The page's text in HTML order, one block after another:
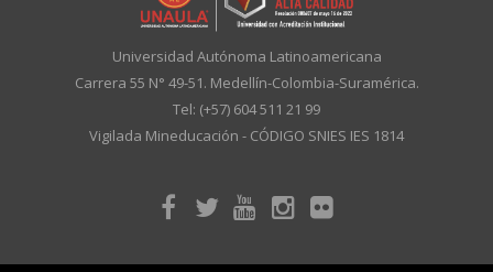
Universidad Autónoma Latinoamericana
Carrera 55 N° 49-51. Medellín-Colombia-Suramérica.
Tel: (+57) 604 511 21 99
Vigilada Mineducación - CÓDIGO SNIES IES 1814